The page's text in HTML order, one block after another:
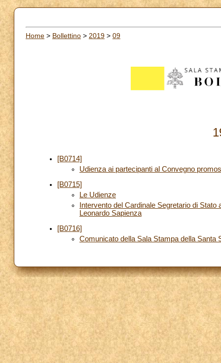
Home > Bollettino > 2019 > 09
[B0714]
Udienza ai partecipanti al Convegno
[B0715]
Le Udienze
Intervento del Cardinale Segretario di Stato
Leonardo Sapienza
[B0716]
Comunicato della Sala Stampa della Santa